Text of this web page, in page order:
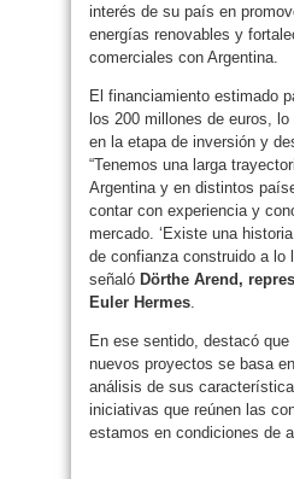
interés de su país en
energías renovables y
comerciales con Argentina.
El financiamiento estimado
los 200 millones de euros,
en la etapa de inversión y
“Tenemos una larga
Argentina y en distintos
contar con experiencia y
mercado. ‘Existe una
de confianza construido a lo
señaló Dörthe Arend,
Euler Hermes
En ese sentido, destacó
nuevos proyectos se basa
análisis de sus
iniciativas que reúnen las
estamos en condiciones de